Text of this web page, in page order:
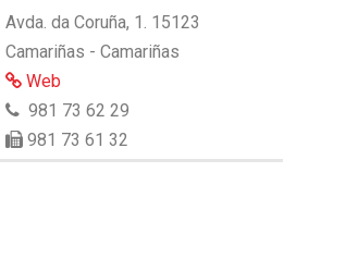
Avda. da Coruña, 1. 15123
Camariñas - Camariñas
Web
981 73 62 29
981 73 61 32